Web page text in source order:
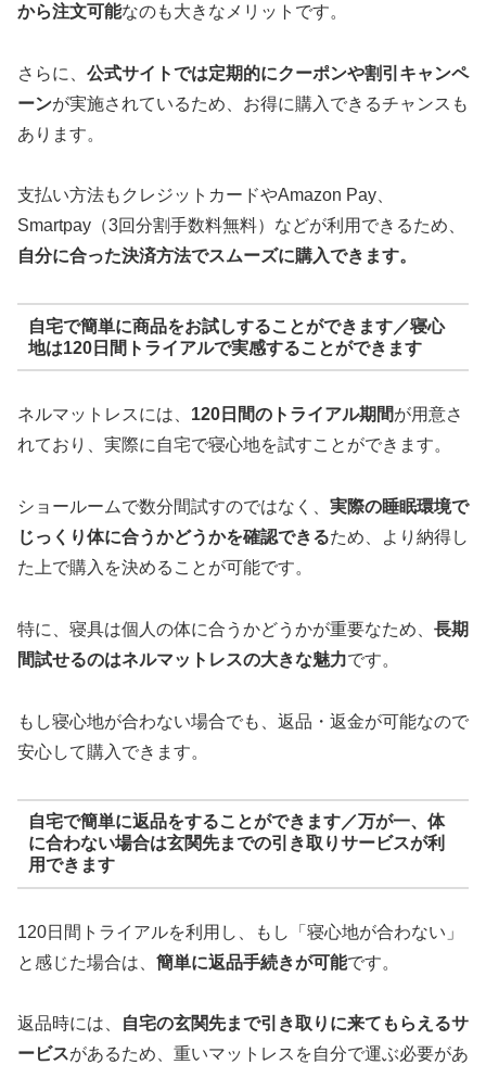
から注文可能なのも大きなメリットです。
さらに、 公式サイトでは定期的にクーポンや割引キャンペ
ーンが実施されているため、お得に購入できるチャンスも
あります。
支払い方法もクレジットカードやAmazon Pay、
Smartpay（3回分割手数料無料）などが利用できるため、
自分に合った決済方法でスムーズに購入できます。
自宅で簡単に商品をお試しすることができます／寝心
地は120日間トライアルで実感することができます
ネルマットレスには、 120日間のトライアル期間が用意さ
れており、実際に自宅で寝心地を試すことができます。
ショールームで数分間試すのではなく、 実際の睡眠環境で
じっくり体に合うかどうかを確認できるため、より納得し
た上で購入を決めることが可能です。
特に、寝具は個人の体に合うかどうかが重要なため、 長期
間試せるのはネルマットレスの大きな魅力です。
もし寝心地が合わない場合でも、返品・返金が可能なので
安心して購入できます。
自宅で簡単に返品をすることができます／万が一、体
に合わない場合は玄関先までの引き取りサービスが利
用できます
120日間トライアルを利用し、もし「寝心地が合わない」
と感じた場合は、 簡単に返品手続きが可能です。
返品時には、
自宅の玄関先まで引き取りに来てもらえるサ
ービスがあるため、重いマットレスを自分で運ぶ必要があ